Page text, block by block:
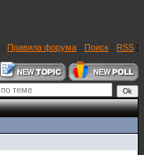
· Правила форума · Поиск · RSS ]